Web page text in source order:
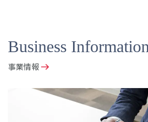
Business Information
事業情報